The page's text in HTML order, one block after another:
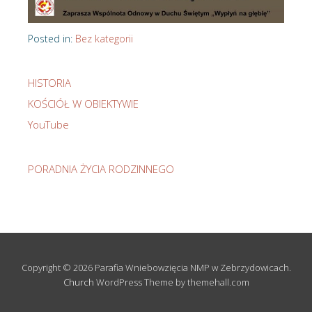
Posted in: Bez kategorii
HISTORIA
KOŚCIÓŁ W OBIEKTYWIE
YouTube
PORADNIA ŻYCIA RODZINNEGO
Copyright © 2026 Parafia Wniebowzięcia NMP w Zebrzydowicach.
Church WordPress Theme by themehall.com